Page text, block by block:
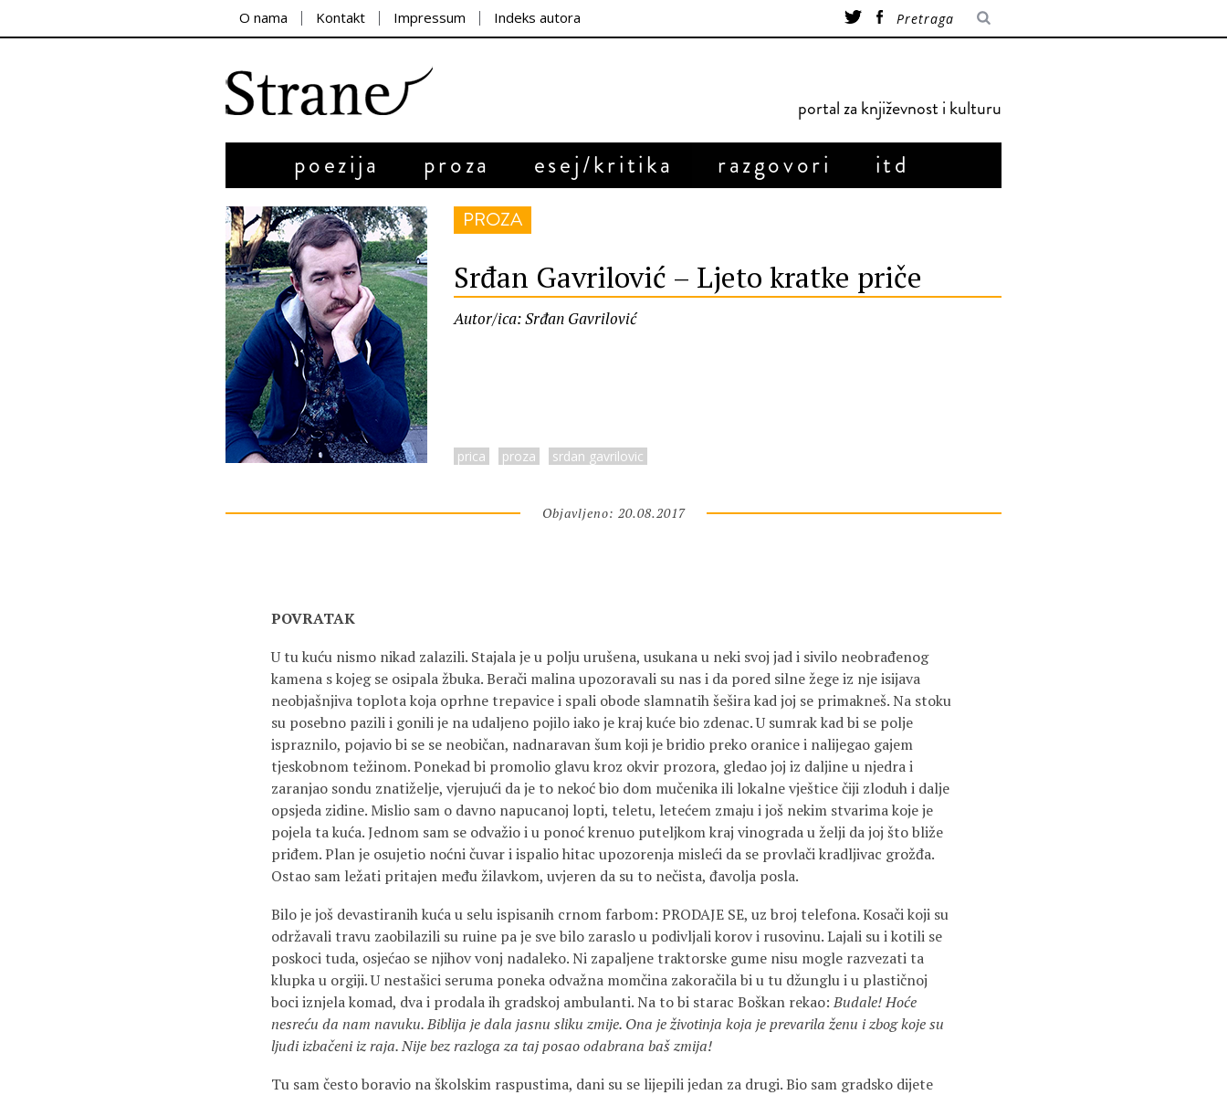
O nama Kontakt Impressum Indeks autora
portal za književnost i kulturu
poezija proza esej/kritika razgovori itd
PROZA
Srđan Gavrilović – Ljeto kratke priče
Autor/ica: Srđan Gavrilović
prica proza srdan gavrilovic
Objavljeno: 20.08.2017
POVRATAK
U tu kuću nismo nikad zalazili. Stajala je u polju urušena, usukana u neki svoj jad i sivilo neobrađenog
kamena s kojeg se osipala žbuka. Berači malina upozoravali su nas i da pored silne žege iz nje isijava
neobjašnjiva toplota koja oprhne trepavice i spali obode slamnatih šešira kad joj se primakneš. Na stoku
su posebno pazili i gonili je na udaljeno pojilo iako je kraj kuće bio zdenac. U sumrak kad bi se polje
ispraznilo, pojavio bi se se neobičan, nadnaravan šum koji je bridio preko oranice i nalijegao gajem
tjeskobnom težinom. Ponekad bi promolio glavu kroz okvir prozora, gledao joj iz daljine u njedra i
zaranjao sondu znatiželje, vjerujući da je to nekoć bio dom mučenika ili lokalne vještice čiji zloduh i dalje
opsjeda zidine. Mislio sam o davno napucanoj lopti, teletu, letećem zmaju i još nekim stvarima koje je
pojela ta kuća. Jednom sam se odvažio i u ponoć krenuo puteljkom kraj vinograda u želji da joj što bliže
priđem. Plan je osujetio noćni čuvar i ispalio hitac upozorenja misleći da se provlači kradljivac grožđa.
Ostao sam ležati pritajen među žilavkom, uvjeren da su to nečista, đavolja posla.
Bilo je još devastiranih kuća u selu ispisanih crnom farbom: PRODAJE SE, uz broj telefona. Kosači koji su
održavali travu zaobilazili su ruine pa je sve bilo zaraslo u podivljali korov i rusovinu. Lajali su i kotili se
poskoci tuda, osjećao se njihov vonj nadaleko. Ni zapaljene traktorske gume nisu mogle razvezati ta
klupka u orgiji. U nestašici seruma poneka odvažna momčina zakoračila bi u tu džunglu i u plastičnoj
boci iznjela komad, dva i prodala ih gradskoj ambulanti. Na to bi starac Boškan rekao:Budale! Hoće
nesreću da nam navuku. Biblija je dala jasnu sliku zmije. Ona je životinja koja je prevarila ženu i zbog koje su
ljudi izbačeni iz raja. Nije bez razloga za taj posao odabrana baš zmija!
Tu sam često boravio na školskim raspustima, dani su se lijepili jedan za drugi. Bio sam gradsko dijete